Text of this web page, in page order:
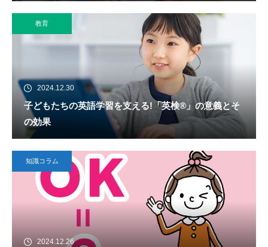
教育
2024.12.30
子どもたちの英語学習を支える!「英検®」の意義とそ
の効果
知識コラム
2024.12.26